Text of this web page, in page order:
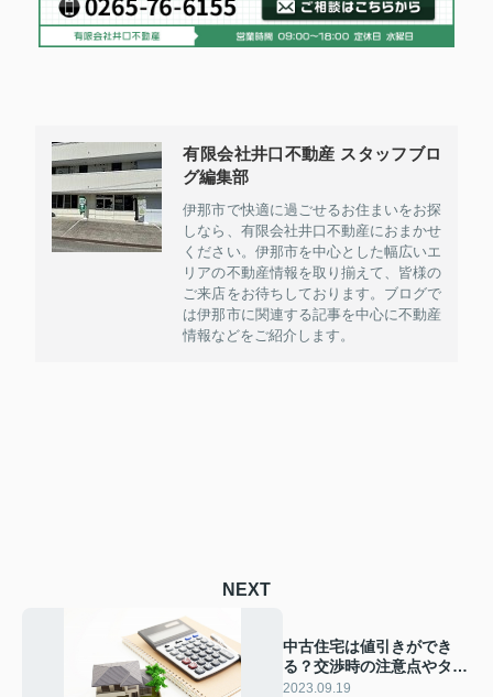
有限会社井口不動産 スタッフブロ
グ編集部
伊那市で快適に過ごせるお住まいをお探
しなら、有限会社井口不動産におまかせ
ください。伊那市を中心とした幅広いエ
リアの不動産情報を取り揃えて、皆様の
ご来店をお待ちしております。ブログで
は伊那市に関連する記事を中心に不動産
情報などをご紹介します。
NEXT
中古住宅は値引きができ
る？交渉時の注意点やタイ
ミングについてご紹介
2023.09.19